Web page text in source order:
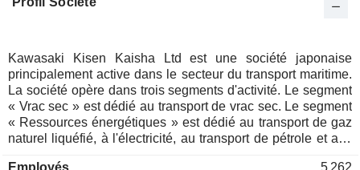
Kawasaki Kisen Kaisha Ltd est une société japonaise
principalement active dans le secteur du transport maritime.
La société opère dans trois segments d'activité. Le segment
« Vrac sec » est dédié au transport de vrac sec. Le segment
« Ressources énergétiques » est dédié au transport de gaz
naturel liquéfié, à l'électricité, au transport de pétrole et aux
Employés 5 262